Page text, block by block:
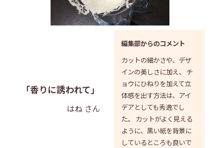
「香りに誘われて」
はね さん
編集部からのコメント
カットの細かさや、デザ
インの美しさに加え、 チ
ョウにひねりを加えて立
体感を出す方法は、アイ
デアとしても秀逸でし
た。 カットがよく見える
ように、黒い紙を背景に
しているところも良いで